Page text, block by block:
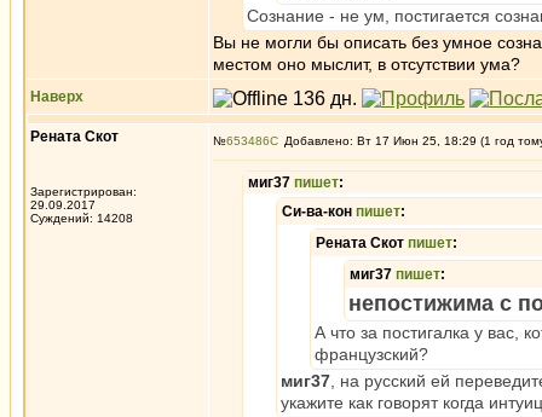
Сознание - не ум, постигается
Вы не могли бы описать без умное
местом оно мыслит, в отсутствии ума?
Наверх
Рената Скот
Зарегистрирован:
29.09.2017
Суждений: 14208
№653486 Добавлено: Вт 17 Июн 25, 18:29 (1 год
миг37 пишет:
Си-ва-кон пишет:
Рената Скот пишет:
миг37 пишет:
непостижима с
А что за постигалка у вас,
французский?
миг37 , на русский ей
укажите как говорят когда